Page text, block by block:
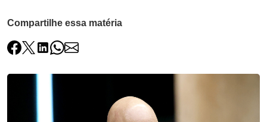
Compartilhe essa matéria